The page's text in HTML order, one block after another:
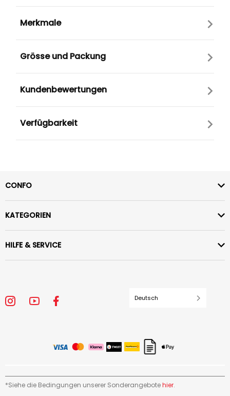
Merkmale
Grösse und Packung
Kundenbewertungen
Verfügbarkeit
CONFO
KATEGORIEN
HILFE & SERVICE
Deutsch
*Siehe die Bedingungen unserer Sonderangebotehier.